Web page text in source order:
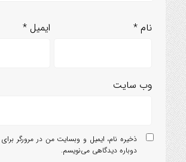
نام* ایمیل*
وب‌ سایت
ذخیره نام، ایمیل و وبسایت من در مرورگر برای
دوباره دیدگاهی می‌نویسم.